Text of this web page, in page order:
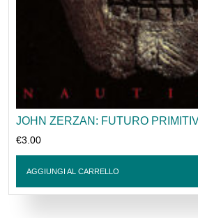
JOHN ZERZAN: FUTURO
€3.00
AGGIUNGI AL CARRELLO